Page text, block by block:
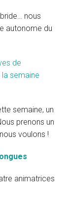
nous
autonome du
de
semaine
semaine, un
prenons un
voulons !
animatrices